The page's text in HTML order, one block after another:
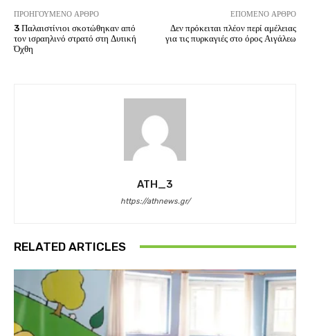
ΠΡΟΗΓΟΎΜΕΝΟ ΆΡΘΡΟ
3 Παλαιστίνιοι σκοτώθηκαν από
τον ισραηλινό στρατό στη Δυτική
Όχθη
ΕΠΌΜΕΝΟ ΆΡΘΡΟ
Δεν πρόκειται πλέον περί αμέλειας
για τις πυρκαγιές στο όρος Αιγάλεω
ATH_3
https://athnews.gr/
RELATED ARTICLES